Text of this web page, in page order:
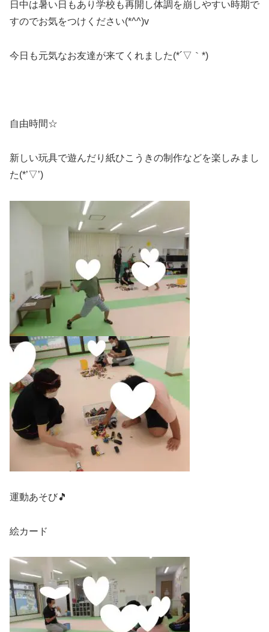
日中は暑い日もあり学校も再開し体調を崩しやすい時期で
すのでお気をつけください(*^^)v
今日も元気なお友達が来てくれました(*´▽｀*)
自由時間☆
新しい玩具で遊んだり紙ひこうきの制作などを楽しみまし
た(*’▽’)
運動あそび🎵
絵カード